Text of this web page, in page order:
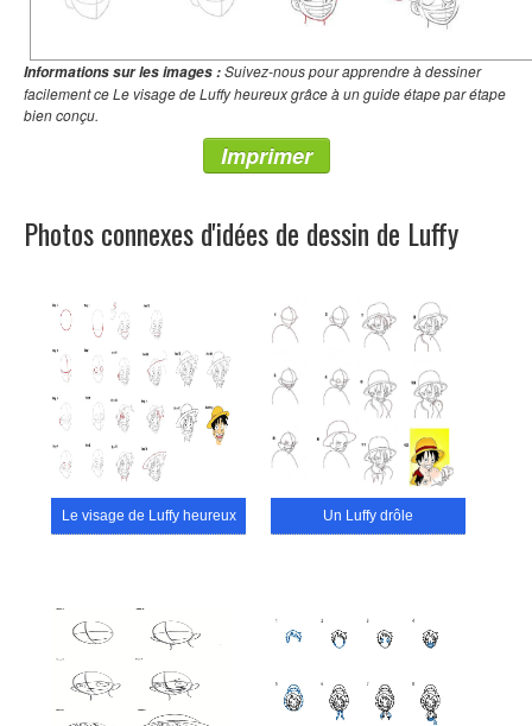
Informations sur les images :Suivez-nous pour apprendre à dessiner
facilement ce Le visage de Luffy heureux grâce à un guide étape par étape
bien conçu.
Imprimer
Photos connexes d'idées de dessin de Luffy
Le visage de Luffy heureux Un Luffy drôle